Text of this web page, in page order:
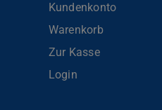
Kundenkonto
Warenkorb
Zur Kasse
Login